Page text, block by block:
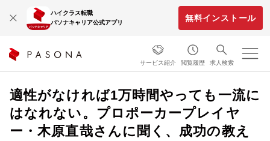
ハイクラス転職
パソナキャリア公式アプリ
無料インストール
サービス紹介 閲覧履歴 求人検索
適性がなければ1万時間やっても一流に
はなれない。プロポーカープレイヤ
ー・木原直哉さんに聞く、成功の教え